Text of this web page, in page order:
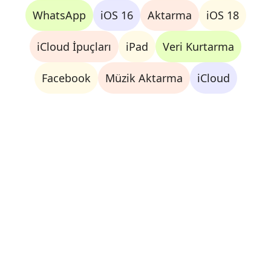
WhatsApp iOS 16 Aktarma iOS 18
iCloud İpuçları iPad Veri Kurtarma
Facebook Müzik Aktarma iCloud